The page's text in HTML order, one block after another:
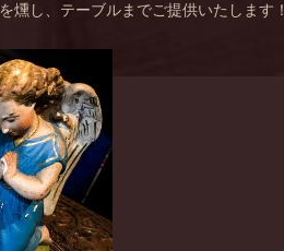
燻し、テーブルまでご提供いたします！